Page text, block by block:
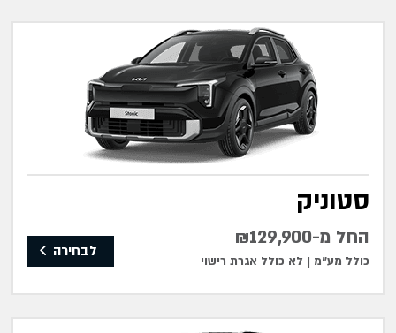
סטוניק
החל מ-₪129,900
כולל מע"מ | לא כולל אגרת רישוי
לבחירה